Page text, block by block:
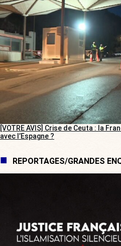
[VOTRE AVIS] Crise de Ceuta : la
avec l’Espagne ?
REPORTAGES/GRANDES